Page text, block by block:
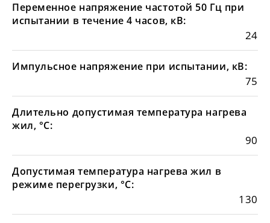
Переменное напряжение частотой 50 Гц при
испытании в течение 4 часов, кВ:
24
Импульсное напряжение при испытании, кВ:
75
Длительно допустимая температура нагрева
жил, °С:
90
Допустимая температура нагрева жил в
режиме перегрузки, °С:
130